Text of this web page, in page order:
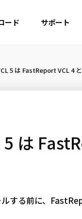
ード サポート
は
する前に、